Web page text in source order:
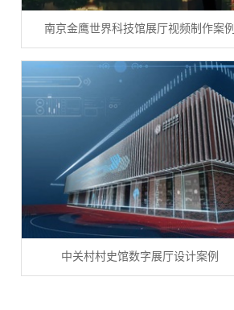
南京金鹰世界科技馆展厅视频制作案例
中关村村史馆数字展厅设计案例